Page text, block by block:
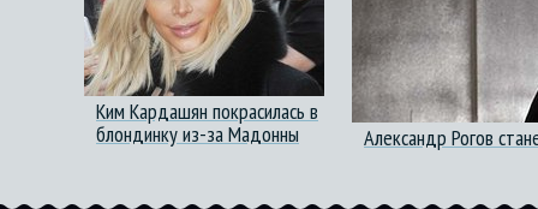
Ким Кардашян покрасилась в
блондинку из-за Мадонны
Александр Рогов